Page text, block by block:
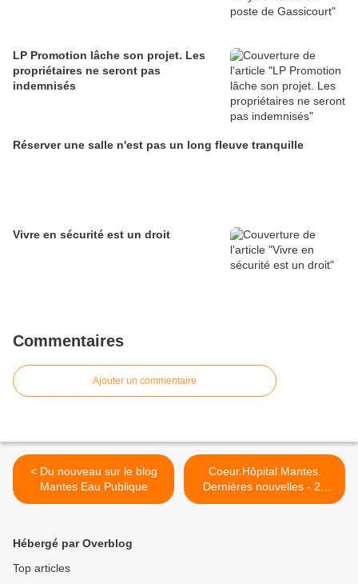
LP Promotion lâche son projet. Les
propriétaires ne seront pas
indemnisés
Réserver une salle n'est pas un long fleuve tranquille
Vivre en sécurité est un droit
Commentaires
Ajouter un commentaire
< Du nouveau sur le blog
Mantes Eau Publique
Coeur.Hôpital.Mantes.
Dernières nouvelles - 23
mars 2012 >
Hébergé par Overblog
Top articles